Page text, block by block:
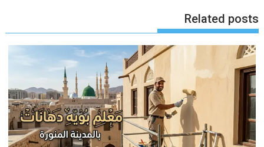
Related posts